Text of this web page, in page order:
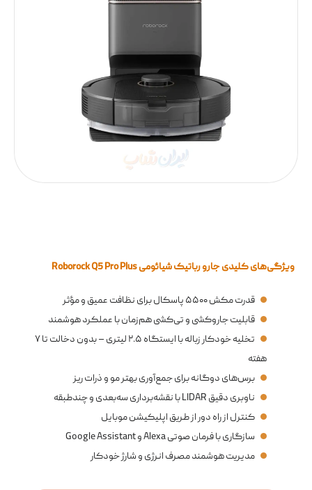
ویژگی‌های کلیدی جارو رباتیک شیائومی Roborock Q5 Pro Plus
قدرت مکش ۵۵۰۰ پاسکال برای نظافت عمیق و مؤثر
قابلیت جاروکشی و تی‌کشی هم‌زمان با عملکرد هوشمند
تخلیه خودکار زباله با ایستگاه ۲.۵ لیتری – بدون دخالت تا ۷
هفته
برس‌های دوگانه برای جمع‌آوری بهتر مو و ذرات ریز
ناوبری دقیق LIDAR با نقشه‌برداری سه‌بعدی و چندطبقه
کنترل از راه دور از طریق اپلیکیشن موبایل
سازگاری با فرمان صوتی Alexa و Google Assistant
مدیریت هوشمند مصرف انرژی و شارژ خودکار